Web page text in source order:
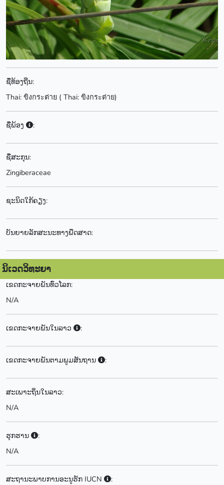
ຊື່ທ້ອງຖີ່ນ:
Thai: ขิงกระต่าย ( Thai: ขิงกระต่าย)
ຊື່ພ້ອງ :
ຊື່ສະກຸນ:
Zingiberaceae
ຊະນິດໃກ້ຄຽງ:
ບັນຍາຍລັກສະນະທາງພືດສາດ:
ນິເວດວິທະຍາ
ເຂດກະຈາຍພັນທົ່ວໂລກ:
N/A
ເຂດກະຈາຍພັນໃນລາວ :
ເຂດກະຈາຍພັນຕາມພູມສັນຖານ :
ສະເພາະຖິ່ນໃນລາວ:
N/A
ຮຸກຮານ
:
N/A
ສະຖານະພາບການອະນູຮັກ IUCN :